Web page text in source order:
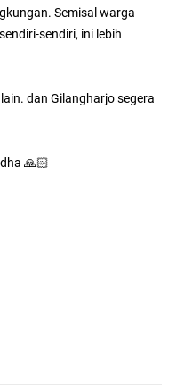
Semisal warga
sendiri, ini lebih
dan Gilangharjo segera
🙏🏻